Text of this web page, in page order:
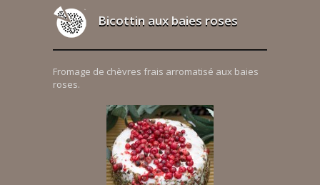
Bicottin aux baies roses
Fromage de chèvres frais arromatisé aux baies
roses.